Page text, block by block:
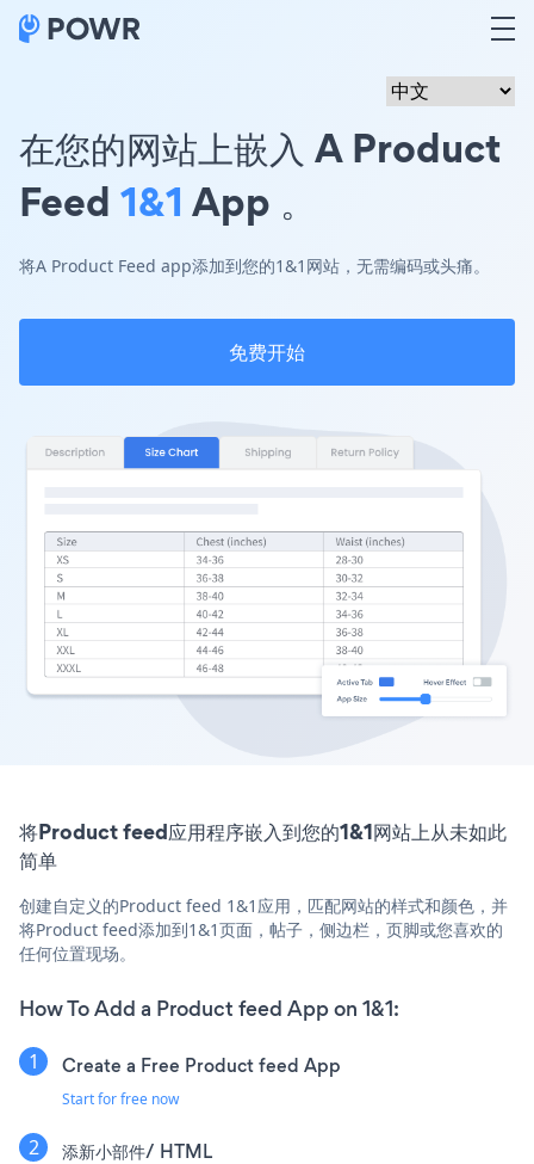
在您的网站上嵌入 A Product
Feed 1&1 App 。
将A Product Feed app添加到您的1&1网站，无需编码或头痛。
免费开始
将Product feed应用程序嵌入到您的1&1网站上从未如此
简单
创建自定义的Product feed 1&1应用，匹配网站的样式和颜色，并
将Product feed添加到1&1页面，帖子，侧边栏，页脚或您喜欢的
任何位置现场。
How To Add a Product feed App on 1&1:
Create a Free Product feed App
Start for free now
添新小部件/ HTML